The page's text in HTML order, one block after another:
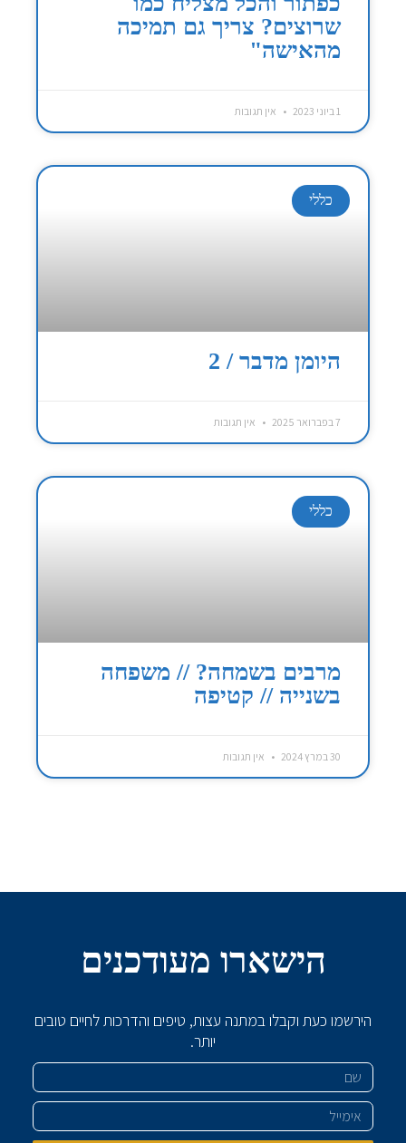
שרוצים? צריך גם תמיכה
מהאישה"
1 ביוני 2023 אין תגובות
כללי
היומן מדבר / 2
7 בפברואר 2025 אין תגובות
כללי
מרבים בשמחה? // משפחה
בשנייה // קטיפה
30 במרץ 2024 אין תגובות
הישארו מעודכנים
הירשמו כעת וקבלו במתנה עצות, טיפים והדרכות לחיים טובים
יותר.
שם
אימייל